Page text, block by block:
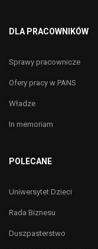
DLA PRACOWNIKÓW
Sprawy pracownicze
Ofery pracy w PANS
Władze
In memoriam
POLECANE
Uniwersytet Dzieci
Rada Biznesu
Duszpasterstwo